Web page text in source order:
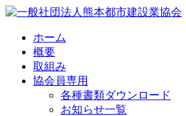
Skip
contentホーム
概要
取組み
協会員専用
各種書類ダウンロード
お知らせ一覧